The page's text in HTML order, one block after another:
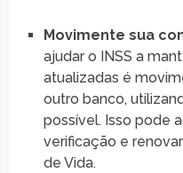
Movimente sua
ajudar o INSS a
atualizadas é
outro banco,
possível. Isso pode
verificação e
de Vida.